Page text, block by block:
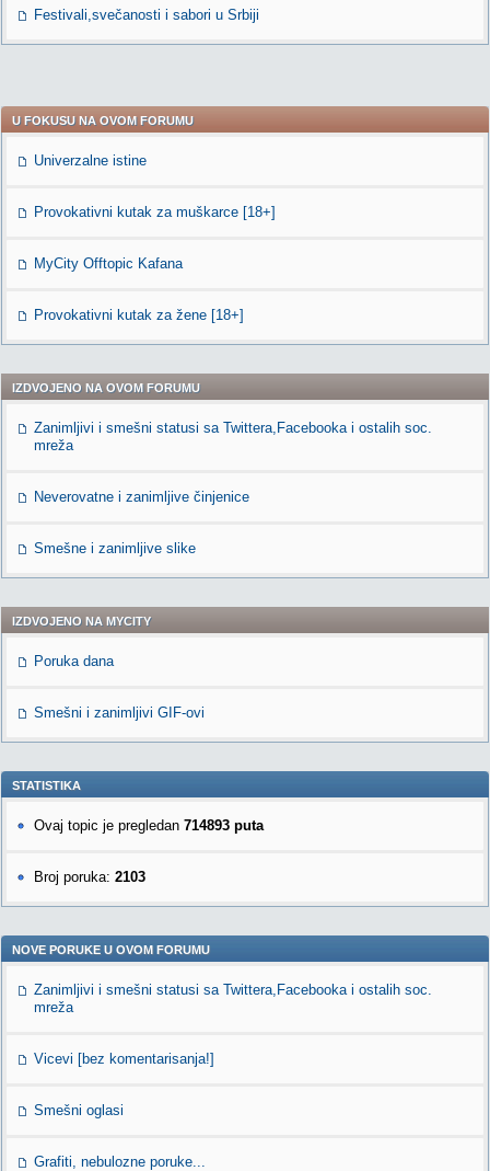
Festivali,svečanosti i sabori u Srbiji
U FOKUSU NA OVOM FORUMU
Univerzalne istine
Provokativni kutak za muškarce [18+]
MyCity Offtopic Kafana
Provokativni kutak za žene [18+]
IZDVOJENO NA OVOM FORUMU
Zanimljivi i smešni statusi sa Twittera,Facebooka i ostalih soc.
mreža
Neverovatne i zanimljive činjenice
Smešne i zanimljive slike
IZDVOJENO NA MYCITY
Poruka dana
Smešni i zanimljivi GIF-ovi
STATISTIKA
Ovaj topic je pregledan 714893 puta
Broj poruka: 2103
NOVE PORUKE U OVOM FORUMU
Zanimljivi i smešni statusi sa Twittera,Facebooka i ostalih soc.
mreža
Vicevi [bez komentarisanja!]
Smešni oglasi
Grafiti, nebulozne poruke...